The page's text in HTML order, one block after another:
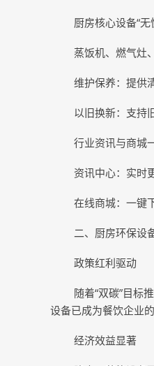
厨房核心设备“无
蒸饭机、燃气灶
维护保养：提供
以旧换新：支持
行业资讯与商城
资讯中心：实时
在线商城：一键
二、厨房环保设
政策红利驱动
随着“双碳”目标
设备已成为餐饮企业的
经济效益显著